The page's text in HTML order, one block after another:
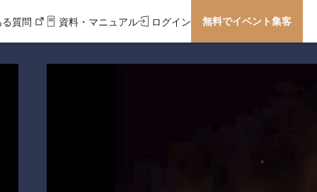
る質問 資料・マニュアル ログイン 無料でイベント集客